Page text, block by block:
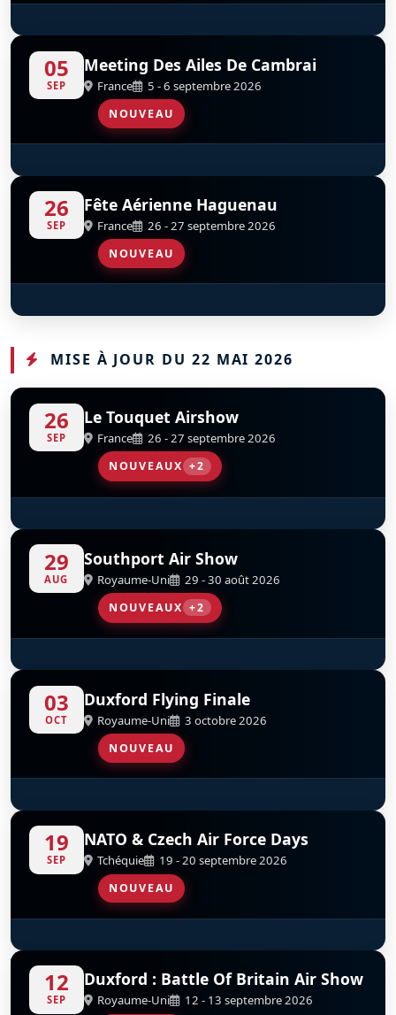
S D
Couteau Delta Tactical Display
05
SEP
Meeting Des Ailes De Cambrai
France 5 - 6 septembre 2026
NOUVEAU
D
Mustang X-Ray
26
SEP
Fête Aérienne Haguenau
France 26 - 27 septembre 2026
NOUVEAU
D
Mustang X-Ray
MISE À JOUR DU 22 MAI 2026
26
SEP
Le Touquet Airshow
France 26 - 27 septembre 2026
NOUVEAUX +2
D
SA365 Dauphin French Navy D
Parachutistes De L’AAE
29
AUG
Southport Air Show
Royaume-Uni 29 - 30 août 2026
NOUVEAUX +2
D
Tutor Solo Display Royal Air Force D
Red Arrows
03
OCT
Duxford Flying Finale
Royaume-Uni 3 octobre 2026
NOUVEAU
D
Red Arrows
19
SEP
NATO & Czech Air Force Days
Tchéquie 19 - 20 septembre 2026
NOUVEAU
D
Red Arrows
12
SEP
Duxford : Battle Of Britain Air Show
Royaume-Uni 12 - 13 septembre 2026